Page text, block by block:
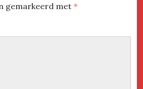
gemarkeerd met *